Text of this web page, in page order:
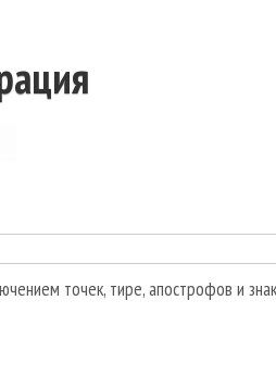
точек, тире, апострофов и